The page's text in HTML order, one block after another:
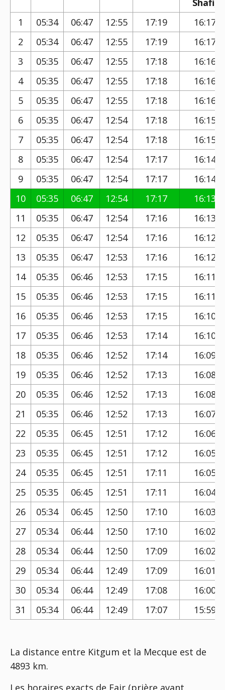
Shafi)
1
05:34 06:47 12:55 17:19
16:17
2
05:34 06:47 12:55 17:19
16:17
3
05:35 06:47 12:55 17:18
16:16
4
05:35 06:47 12:55 17:18
16:16
5
05:35 06:47 12:55 17:18
16:16
6
05:35 06:47 12:54 17:18
16:15
7
05:35 06:47 12:54 17:18
16:15
8
05:35 06:47 12:54 17:17
16:14
9
05:35 06:47 12:54 17:17
16:14
10
05:35 06:47 12:54 17:17
16:13
11
05:35 06:47 12:54 17:16
16:13
12
05:35 06:47 12:54 17:16
16:12
13
05:35 06:47 12:53 17:16
16:12
14
05:35 06:46 12:53 17:15
16:11
15
05:35 06:46 12:53 17:15
16:11
16
05:35 06:46 12:53 17:15
16:10
17
05:35 06:46 12:53 17:14
16:10
18
05:35 06:46 12:52 17:14
16:09
19
05:35 06:46 12:52 17:13
16:08
20
05:35 06:46 12:52 17:13
16:08
21
05:35 06:46 12:52 17:13
16:07
22
05:35 06:45 12:51 17:12
16:06
23
05:35 06:45 12:51 17:12
16:05
24
05:35 06:45 12:51 17:11
16:05
25
05:35 06:45 12:51 17:11
16:04
26
05:34 06:45 12:50 17:10
16:03
27
05:34 06:44 12:50 17:10
16:02
28
05:34 06:44 12:50 17:09
16:02
29
05:34 06:44 12:49 17:09
16:01
30
05:34 06:44 12:49 17:08
16:00
31
05:34 06:44 12:49 17:07 15:59
La distance entre Kitgum et la Mecque est de
4893 km.
Les horaires exacts de Fajr (prière avant